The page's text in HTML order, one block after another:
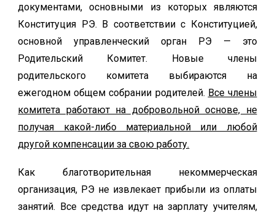
документами, основными из которых являются
Конституция РЭ. В соответствии с Конституцией,
основной управленческий орган РЭ — это
Родительский Комитет. Новые члены
родительского комитета выбираются на
ежегодном общем собрании родителей. Все члены
комитета работают на добровольной основе, не
получая какой-либо материальной или любой
другой компенсации за свою работу.
Как благотворительная некоммерческая
организация, РЭ не извлекает прибыли из оплаты
занятий. Все средства идут на зарплату учителям,